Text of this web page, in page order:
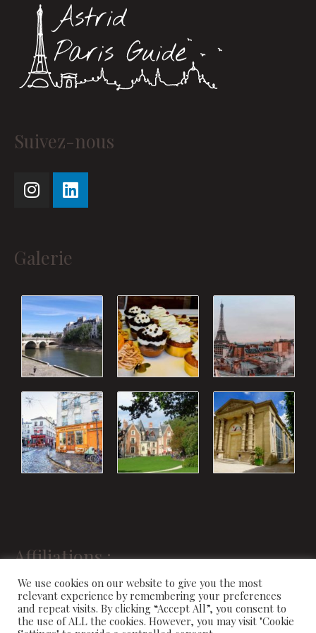
Suivez-nous
Instagram
Linkedin
Galerie
Affiliations :
We use cookies on our website to give you the most
relevant experience by remembering your preferences
and repeat visits. By clicking “Accept All”, you consent to
the use of ALL the cookies. However, you may visit "Cookie